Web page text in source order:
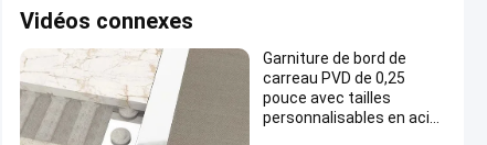
Vidéos connexes
Garniture de bord de
carreau PVD de 0,25
pouce avec tailles
personnalisables en acier